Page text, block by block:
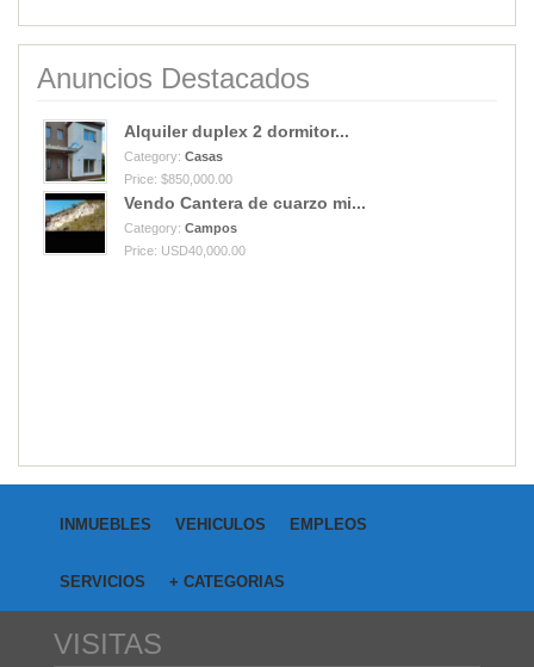
Anuncios Destacados
Alquiler duplex 2 dormitor...
Category: Casas
Price: $850,000.00
Vendo Cantera de cuarzo mi...
Category: Campos
Price: USD40,000.00
INMUEBLES VEHICULOS EMPLEOS
SERVICIOS + CATEGORIAS
VISITAS